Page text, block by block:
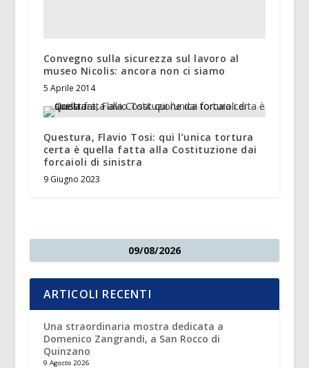
Convegno sulla sicurezza sul lavoro al
museo Nicolis: ancora non ci siamo
5 Aprile 2014
Questura, Flavio Tosi: qui l’unica tortura
certa è quella fatta alla Costituzione dai
forcaioli di sinistra
9 Giugno 2023
09/08/2026
ARTICOLI RECENTI
Una straordinaria mostra dedicata a
Domenico Zangrandi, a San Rocco di
Quinzano
9 Agosto 2026